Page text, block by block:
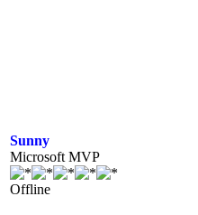
Sunny
Microsoft MVP
Offline